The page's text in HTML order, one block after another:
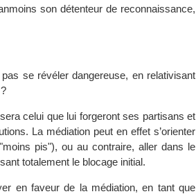
son détenteur de reconnaissance,
se révéler dangereuse, en relativisant
celui que lui forgeront ses partisans et
La médiation peut en effet s’orienter
pis"), ou au contraire, aller dans le
totalement le blocage initial.
en faveur de la médiation, en tant que